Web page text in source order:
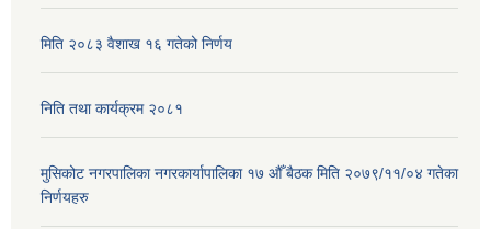
मिति २०८३ वैशाख १६ गतेको निर्णय
निति तथा कार्यक्रम २०८१
मुसिकोट नगरपालिका नगरकार्यापालिका १७ औँ बैठक मिति २०७९/११/०४ गतेका
निर्णयहरु